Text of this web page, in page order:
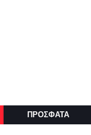
ΠΡΟΣΦΑΤΑ